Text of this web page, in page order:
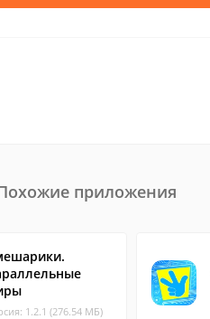
приложения
1.2.1 (276.54 МБ)